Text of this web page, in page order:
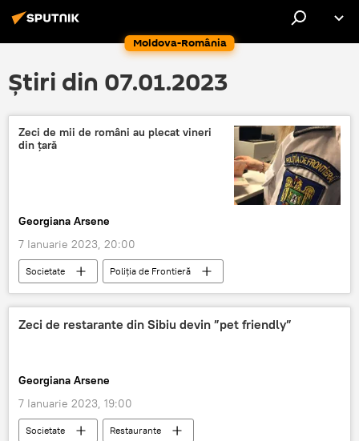
Moldova-România
Știri din 07.01.2023
Zeci de mii de români au plecat vineri
din țară
Georgiana Arsene
7 Ianuarie 2023, 20:00
Societate
Poliția de Frontieră
Români
Zeci de restarante din Sibiu devin ”pet friendly”
Georgiana Arsene
7 Ianuarie 2023, 19:00
Societate Restaurante